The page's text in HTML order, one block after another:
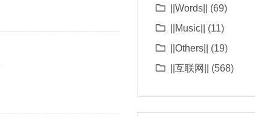
||Words||
(69)
||Music||
(11)
||Others||
(19)
||互联网||
(568)